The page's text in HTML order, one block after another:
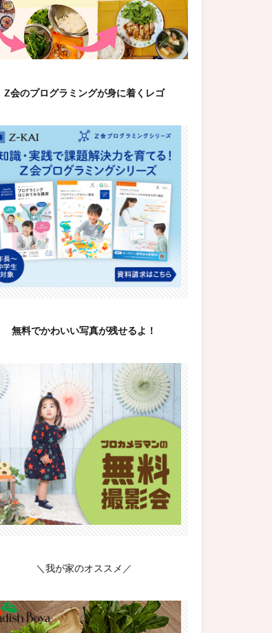
Z会のプログラミングが身に着くレゴ
無料でかわいい写真が残せるよ！
＼我が家のオススメ／